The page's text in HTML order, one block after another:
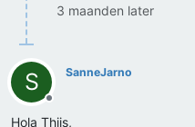
3 maanden later
S
Offline
SanneJarno
Hola Thijs,